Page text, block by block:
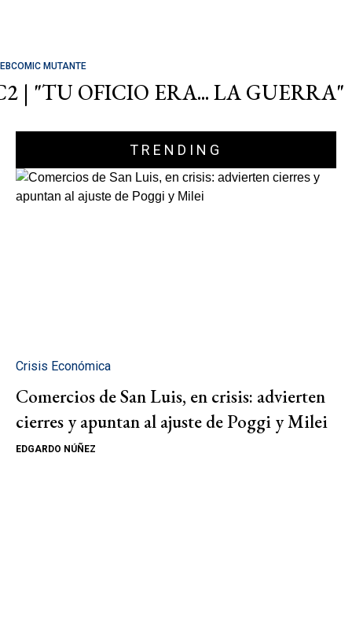
MUTANTE
| "TU OFICIO ERA... LA GUERRA"
TRENDING
Crisis Económica
Comercios de San Luis, en crisis: advierten
cierres y apuntan al ajuste de Poggi y Milei
EDGARDO NÚÑEZ